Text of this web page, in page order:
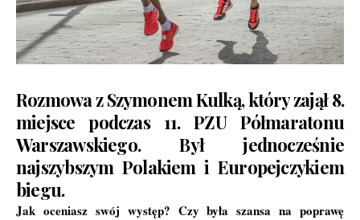
Rozmowa z Szymonem Kulką, który zajął 8.
miejsce podczas 11. PZU Półmaratonu
Warszawskiego. Był jednocześnie
najszybszym Polakiem i Europejczykiem
biegu.
Jak oceniasz swój występ? Czy była szansa na poprawę